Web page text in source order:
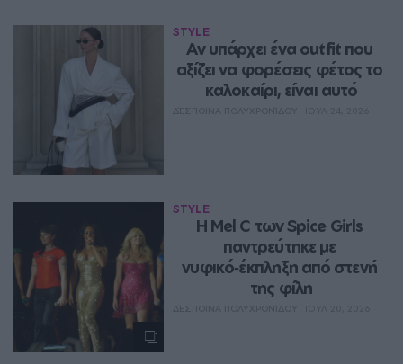
STYLE
Αν υπάρχει ένα outfit που
αξίζει να φορέσεις φέτος το
καλοκαίρι, είναι αυτό
STYLE
Η Mel C των Spice Girls
παντρεύτηκε με
νυφικό‑έκπληξη από στενή
της φίλη